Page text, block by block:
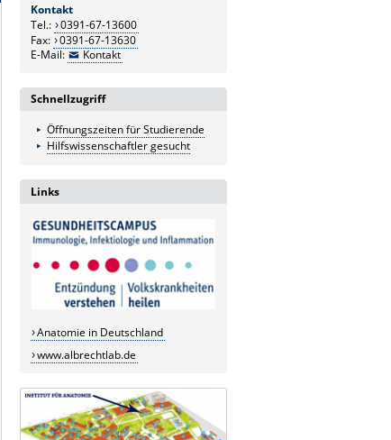
Kontakt
Tel.: 0391-67-13600
Fax: 0391-67-13630
E-Mail:
Kontakt
Schnellzugriff
Öffnungszeiten für Studierende
Hilfswissenschaftler gesucht
Links
Anatomie in Deutschland
www.albrechtlab.de